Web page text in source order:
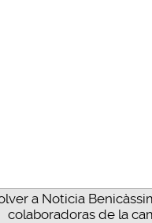
a Noticia
colaboradoras de la